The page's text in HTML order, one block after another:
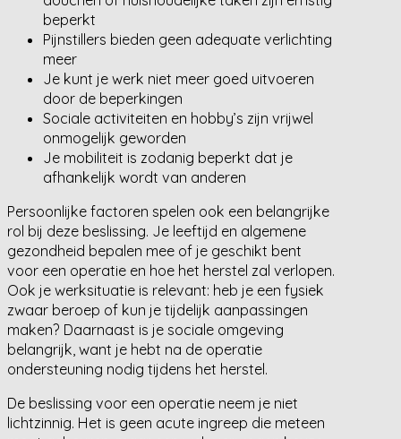
beperkt
Pijnstillers bieden geen adequate verlichting
meer
Je kunt je werk niet meer goed uitvoeren
door de beperkingen
Sociale activiteiten en hobby’s zijn vrijwel
onmogelijk geworden
Je mobiliteit is zodanig beperkt dat je
afhankelijk wordt van anderen
Persoonlijke factoren spelen ook een belangrijke
rol bij deze beslissing. Je leeftijd en algemene
gezondheid bepalen mee of je geschikt bent
voor een operatie en hoe het herstel zal verlopen.
Ook je werksituatie is relevant: heb je een fysiek
zwaar beroep of kun je tijdelijk aanpassingen
maken? Daarnaast is je sociale omgeving
belangrijk, want je hebt na de operatie
ondersteuning nodig tijdens het herstel.
De beslissing voor een operatie neem je niet
lichtzinnig. Het is geen acute ingreep die meteen